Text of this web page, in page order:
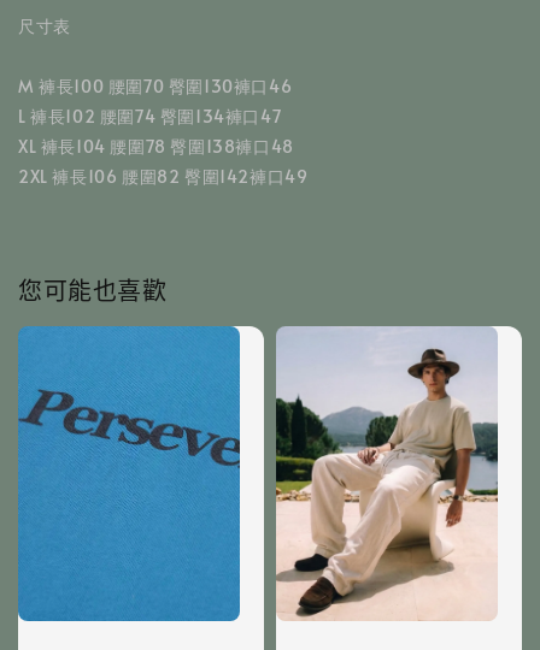
尺寸表
M 褲長100 腰圍70 臀圍130褲口46
L 褲長102 腰圍74 臀圍134褲口47
XL 褲長104 腰圍78 臀圍138褲口48
2XL 褲長106 腰圍82 臀圍142褲口49
您可能也喜歡